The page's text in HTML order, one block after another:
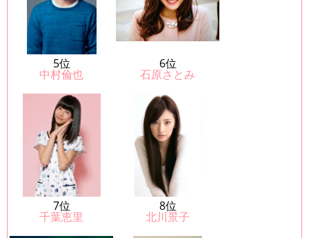
5位
中村倫也
6位
石原さとみ
7位
千葉恵里
8位
北川景子